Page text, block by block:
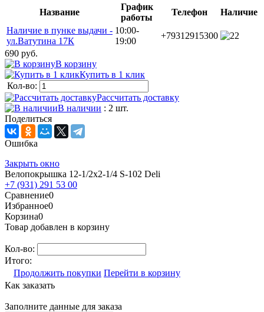
Название
График
работы
Телефон
Наличие
Наличие в пунке выдачи -
ул.Ватутина 17К
10:00-
19:00
+79312915300
2
690 руб.
В корзину
Купить в 1 клик
Кол-во:
Рассчитать доставку
В наличии : 2 шт.
Поделиться
Ошибка
Закрыть окно
Велопокрышка 12-1/2х2-1/4 S-102 Deli
+7 (931) 291 53 00
Сравнение0
Избранное0
Корзина0
Товар добавлен в корзину
Кол-во:
Итого:
Продолжить покупки Перейти в корзину
Как заказать
Заполните данные для заказа